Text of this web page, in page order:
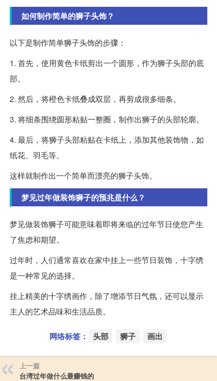
如何制作简单的狮子头饰？
以下是制作简单狮子头饰的步骤：
1. 首先，使用黄色卡纸剪出一个圆形，作为狮子头部的底
部。
2. 然后，将橙色卡纸叠成双层，再剪成很多细条。
3. 将细条围绕圆形粘贴一整圈，制作出狮子的头部轮廓。
4. 最后，将狮子头部粘贴在卡纸上，添加其他装饰物，如
纸花、羽毛等。
这样就制作出一个简单而漂亮的狮子头饰。
梦见过年做装饰狮子的预兆是什么？
梦见做装饰狮子可能意味着即将来临的过年节日使您产生
了焦虑和期望。
过年时，人们通常喜欢在家中挂上一些节日装饰，十字绣
是一种常见的选择。
挂上精美的十字绣画作，除了增添节日气氛，还可以显示
主人的艺术品味和生活品质。
网络标签： 头部 狮子 画出
上一篇
台湾过年做什么最赚钱的